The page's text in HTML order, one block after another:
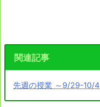
関連記事
先週の授業 ～9/29-10/4